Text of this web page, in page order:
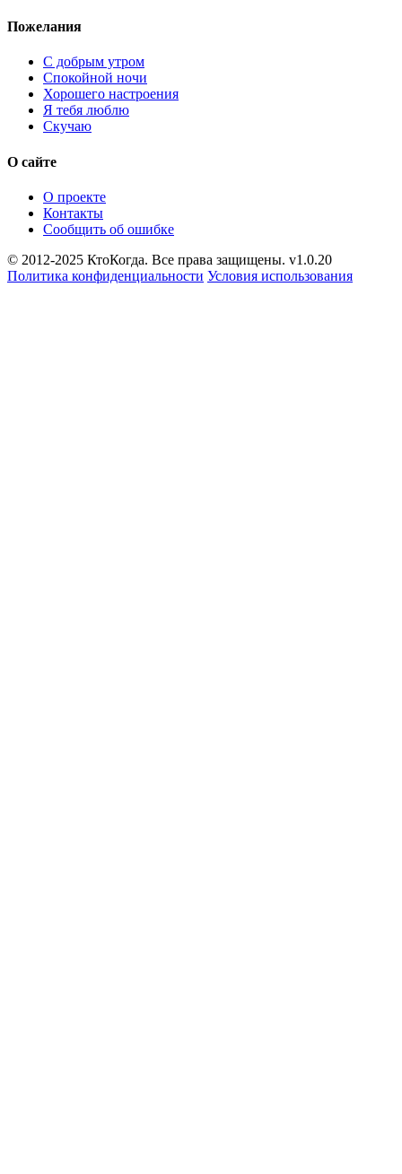
Пожелания
С добрым утром
Спокойной ночи
Хорошего настроения
Я тебя люблю
Скучаю
О сайте
О проекте
Контакты
Сообщить об ошибке
© 2012-2025 КтоКогда. Все права защищены. v1.0.20
Политика конфиденциальности Условия использования